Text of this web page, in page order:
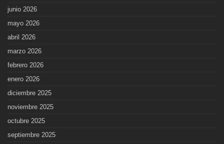
junio 2026
mayo 2026
abril 2026
marzo 2026
febrero 2026
enero 2026
diciembre 2025
noviembre 2025
octubre 2025
septiembre 2025